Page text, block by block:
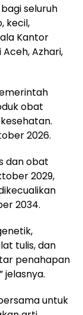
seluruh
kecil,
Kantor
Azhari,
obat
2026.
dan obat
2029,
2034.
tulis, dan
penahapan
jelasnya.
untuk